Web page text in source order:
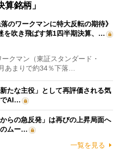
銘柄」
落のワークマンに特大反転の期待》
を吹き飛ばす第1四半期決算、…
クマン（東証スタンダード・
あまりで約34％下落…
たな主役」として再評価される気
AI…
らの急反発」は再びの上昇局面へ
ムー…
一覧を見る